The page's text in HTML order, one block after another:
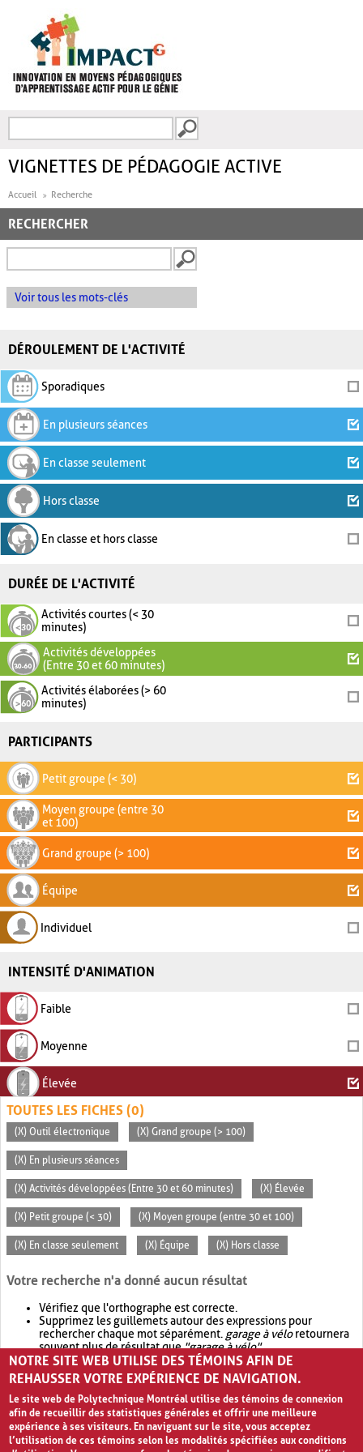
FORMULAIRE DE
VIGNETTES DE PÉDAGOGIE ACTIVE
Accueil Recherche
RECHERCHER
Voir tous les mots-clés
DÉROULEMENT DE L'ACTIVITÉ
Sporadiques
En plusieurs séances
En classe seulement
Hors classe
En classe et hors classe
DURÉE DE L'ACTIVITÉ
Activités courtes (< 30
minutes)
Activités développées
(Entre 30 et 60 minutes)
Activités élaborées (> 60
minutes)
PARTICIPANTS
Petit groupe (< 30)
Moyen groupe (entre 30
et 100)
Grand groupe (> 100)
Équipe
Individuel
INTENSITÉ D'ANIMATION
Faible
Moyenne
Élevée
TOUTES LES FICHES (0)
(X) Outil électronique (X) Grand groupe (> 100)
(X) En plusieurs séances
(X) Activités développées (Entre 30 et 60 minutes) (X) Élevée
(X) Petit groupe (< 30) (X) Moyen groupe (entre 30 et 100)
(X) En classe seulement (X) Équipe (X) Hors classe
Votre recherche n'a donné aucun résultat
Vérifiez que l'orthographe est correcte.
Supprimez les guillemets autour des expressions pour
rechercher chaque mot séparément. garage à véloretournera
souvent plus de résultat que"garage à vélo".
Envisagez d'élargir votre recherche avec OR.garage OR vélo
retournera souvent plus de résultat quegarage à vélo
NOTRE SITE WEB UTILISE DES TÉMOINS AFIN DE
REHAUSSER VOTRE EXPÉRIENCE DE NAVIGATION.
Le site web de Polytechnique Montréal utilise des témoins de connexion
afin de recueillir des statistiques générales et offrir une meilleure
expérience à ses visiteurs. En naviguant sur le site, vous acceptez
l’utilisation de ces témoins selon les modalités spécifiées aux conditions